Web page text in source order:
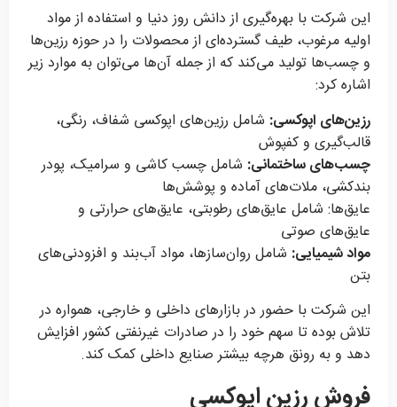
این شرکت با بهره‌گیری از دانش روز دنیا و استفاده از مواد
اولیه مرغوب، طیف گسترده‌ای از محصولات را در حوزه رزین‌ها
و چسب‌ها تولید می‌کند که از جمله آن‌ها می‌توان به موارد زیر
اشاره کرد:
رزین‌های اپوکسی: شامل رزین‌های اپوکسی شفاف، رنگی،
قالب‌گیری و کفپوش
چسب‌های ساختمانی: شامل چسب کاشی و سرامیک، پودر
بندکشی، ملات‌های آماده و پوشش‌ها
عایق‌ها: شامل عایق‌های رطوبتی، عایق‌های حرارتی و
عایق‌های صوتی
مواد شیمیایی: شامل روان‌سازها، مواد آب‌بند و افزودنی‌های
بتن
این شرکت با حضور در بازارهای داخلی و خارجی، همواره در
تلاش بوده تا سهم خود را در صادرات غیرنفتی کشور افزایش
دهد و به رونق هرچه بیشتر صنایع داخلی کمک کند.
فروش رزین اپوکسی